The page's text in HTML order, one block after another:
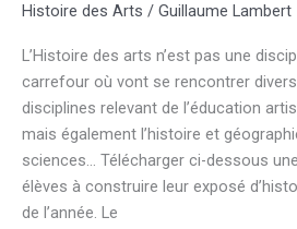
thématique
la
citation,
la
parodie
Histoire des Arts / Guillaume Lambert
L’Histoire des arts n’est pas une
carrefour où vont se rencontrer
disciplines relevant de l’éducation
mais également l’histoire et
sciences… Télécharger ci-dessous
élèves à construire leur exposé
de l’année. Le